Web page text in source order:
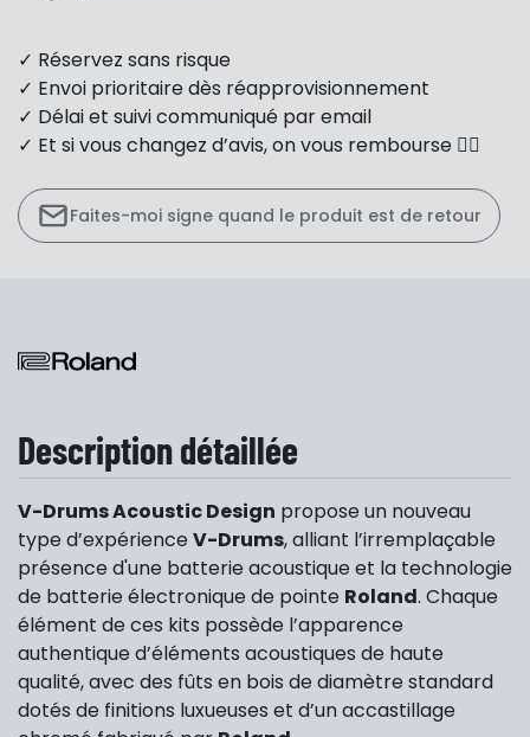
✓ Réservez sans risque
✓ Envoi prioritaire dès réapprovisionnement
✓ Délai et suivi communiqué par email
✓ Et si vous changez d’avis, on vous rembourse 👍🏻
Faites-moi signe quand le produit est de retour
Description détaillée
V-Drums Acoustic Design propose un nouveau
type d’expérience V-Drums, alliant l’irremplaçable
présence d'une batterie acoustique et la technologie
de batterie électronique de pointe Roland. Chaque
élément de ces kits possède l’apparence
authentique d’éléments acoustiques de haute
qualité, avec des fûts en bois de diamètre standard
dotés de finitions luxueuses et d’un accastillage